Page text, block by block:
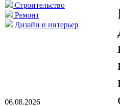
Строительство
Ремонт
Дизайн и интерьер
06.08.2026